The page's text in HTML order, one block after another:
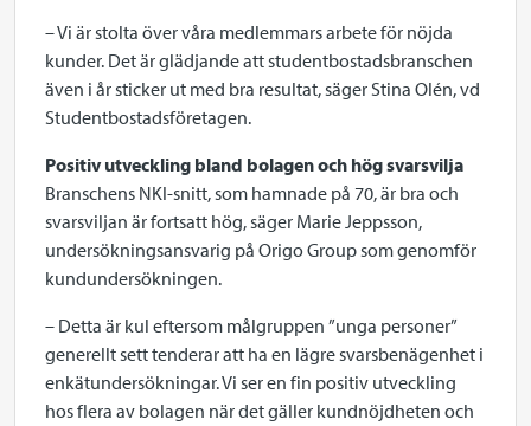
– Vi är stolta över våra medlemmars arbete för nöjda
kunder. Det är glädjande att studentbostadsbranschen
även i år sticker ut med bra resultat, säger Stina Olén, vd
Studentbostadsföretagen.
Positiv utveckling bland bolagen och hög svarsvilja
Branschens NKI-snitt, som hamnade på 70, är bra och
svarsviljan är fortsatt hög, säger Marie Jeppsson,
undersökningsansvarig på Origo Group som genomför
kundundersökningen.
– Detta är kul eftersom målgruppen ”unga personer”
generellt sett tenderar att ha en lägre svarsbenägenhet i
enkätundersökningar. Vi ser en fin positiv utveckling
hos flera av bolagen när det gäller kundnöjdheten och